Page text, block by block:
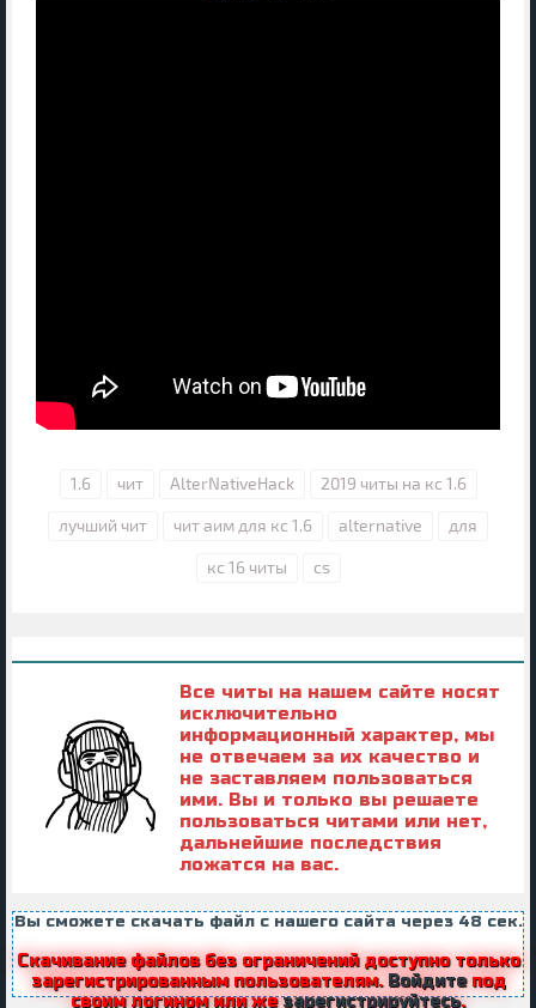
1.6 чит AlterNativeHack 2019 читы на кс 1.6
лучший чит чит аим для кс 1.6 alternative для
кс 16 читы cs
Все читы на нашем сайте носят
исключительно
информационный характер, мы
не отвечаем за их качество и
не заставляем пользоваться
ими. Вы и только вы решаете
пользоваться читами или нет,
дальнейшие последствия
ложатся на вас.
Вы сможете скачать файл с нашего сайта через 47сек.
Скачивание файлов без ограничений доступно только
зарегистрированным пользователям. Войдитепод
своим логином или жезарегистрируйтесь.